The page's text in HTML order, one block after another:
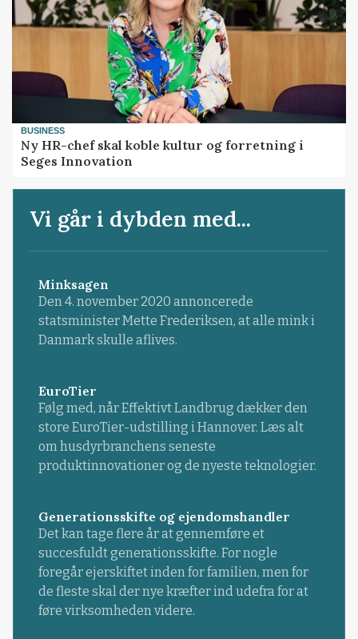
BUSINESS
Ny HR-chef skal koble kultur og forretning i
Seges Innovation
Vi går i dybden med...
Minksagen
Den 4. november 2020 annoncerede
statsminister Mette Frederiksen, at alle mink i
Danmark skulle aflives.
EuroTier
Følg med, når Effektivt Landbrug dækker den
store EuroTier-udstilling i Hannover. Læs alt
om husdyrbranchens seneste
produktinnovationer og de nyeste teknologier.
Generationsskifte og ejendomshandler
Det kan tage flere år at gennemføre et
succesfuldt generationsskifte. For nogle
foregår ejerskiftet inden for familien, men for
de fleste skal der nye kræfter ind udefra for at
føre virksomheden videre.